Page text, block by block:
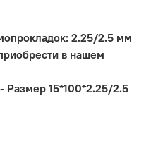
2.25/2.5 мм
в нашем
Размер 15*100*2.25/2.5